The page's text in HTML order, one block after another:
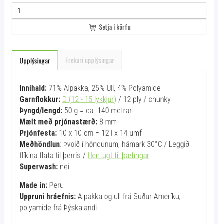
Setja í körfu
Upplýsingar Frekari upplýsingar
Innihald:71% Alpakka, 25% Ull, 4% Polyamide
Garnflokkur: D (12 - 15 lykkjur) / 12 ply / chunky
Þyngd/lengd:50 g = ca. 140 metrar
Mælt með prjónastærð:8 mm
Prjónfesta:10 x 10 cm = 12 l x 14 umf
Meðhöndlun: Þvoið í höndunum, hámark 30°C / Leggið
flíkina flata til þerris / Hentugt til þæfingar
Superwash:nei
Made in: Peru
Uppruni hráefnis:Alpakka og ull frá Suður Ameríku,
polyamide frá Þýskalandi